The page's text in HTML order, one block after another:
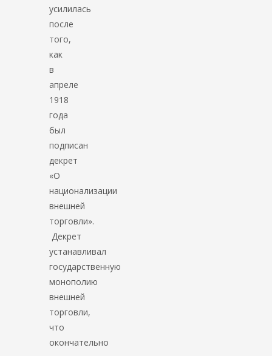
усилилась
после
того,
как
в
апреле
1918
года
был
подписан
декрет
«О
национализации
внешней
торговли».
Декрет
устанавливал
государственную
монополию
внешней
торговли,
что
окончательно